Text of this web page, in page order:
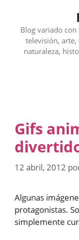
contenidoBlog variado con
televisión, arte,
naturaleza,
Gifs
12 abril, 2012
Algunas
protagonistas.
simplemente